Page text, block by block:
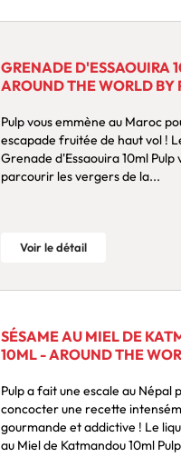
GRENADE D'ESSAOUIRA
AROUND THE WORLD BY
Pulp vous emmène au Maroc
escapade fruitée de haut vol ! Le liquide
Grenade d'Essaouira 10ml Pulp vous fera
parcourir les vergers de la...
Voir le détail
SÉSAME AU MIEL DE
10ML - AROUND THE
Pulp a fait une escale au Népal
concocter une recette
gourmande et addictive ! Le liquide Sésame
au Miel de Katmandou 10ml